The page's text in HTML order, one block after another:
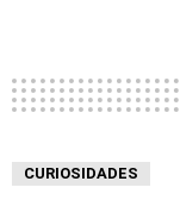
CURIOSIDADES